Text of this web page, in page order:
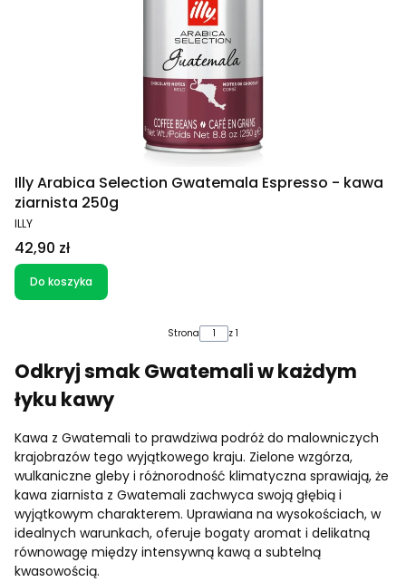
Illy Arabica Selection Gwatemala Espresso - kawa
ziarnista 250g
PRODUCENT
ILLY
Cena
42,90 zł
Do koszyka
Strona z 1
Odkryj smak Gwatemali w każdym
łyku kawy
Kawa z Gwatemali to prawdziwa podróż do malowniczych
krajobrazów tego wyjątkowego kraju. Zielone wzgórza,
wulkaniczne gleby i różnorodność klimatyczna sprawiają, że
kawa ziarnista z Gwatemali zachwyca swoją głębią i
wyjątkowym charakterem. Uprawiana na wysokościach, w
idealnych warunkach, oferuje bogaty aromat i delikatną
równowagę między intensywną kawą a subtelną
kwasowością.